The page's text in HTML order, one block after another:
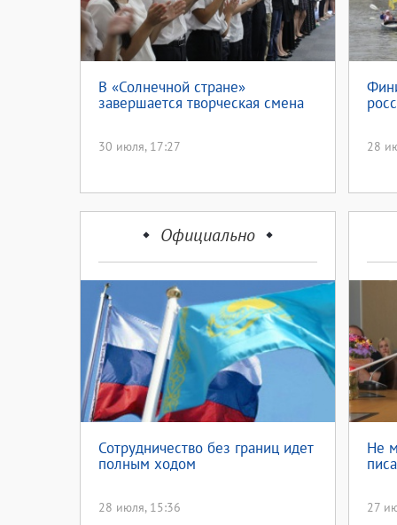
В «Солнечной стране»
завершается творческая смена
30 июля, 17:27 28
Официально
Сотрудничество без границ идет
полным ходом
28 июля, 15:36
Не
27